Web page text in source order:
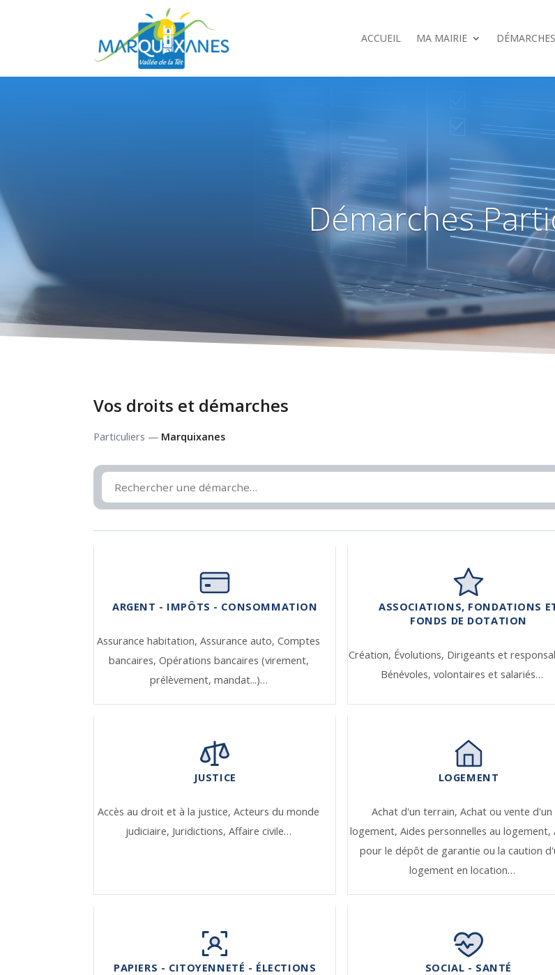
ACCUEIL MA MAIRIE DÉMARCHES
Démarches
Vos droits et démarches
Particuliers — Marquixanes
ARGENT - IMPÔTS - CONSOMMATION
Assurance habitation,Assurance auto,Comptes
bancaires, Opérations bancaires (virement,
prélèvement, mandat...)…
ASSOCIATIONS, FONDATIONS
FONDS DE DOTATION
Création, Évolutions, Dirigeants et
Bénévoles, volontaires et salariés…
JUSTICE
Accès au droit et à la justice,Acteurs du monde
judiciaire, Juridictions,Affaire civile…
LOGEMENT
Achat d'un terrain,Achat ou vente d'un
logement,Aides personnelles au logement,
pour le dépôt de garantie ou la caution
logement en location…
PAPIERS - CITOYENNETÉ - ÉLECTIONS SOCIAL - SANTÉ